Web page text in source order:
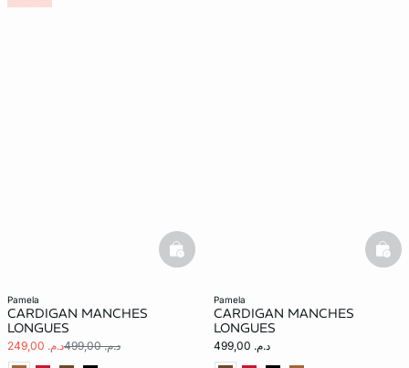
pamela
CARDIGAN MANCHES
LONGUES
د.م. 249,00 د.م. 499,00
basketfull
pamela
CARDIGAN MANCHES
LONGUES
د.م. 499,00